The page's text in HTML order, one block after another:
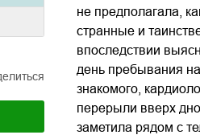
не предполагала,
странные и
впоследствии
день пребывания
знакомого,
перерыли вверх
заметила рядом с